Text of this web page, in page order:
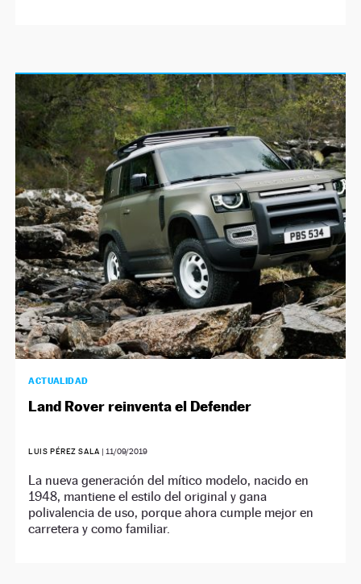
ACTUALIDAD
Land Rover reinventa el Defender
LUIS PÉREZ SALA | 11/09/2019
La nueva generación del mítico modelo, nacido en
1948, mantiene el estilo del original y gana
polivalencia de uso, porque ahora cumple mejor en
carretera y como familiar.